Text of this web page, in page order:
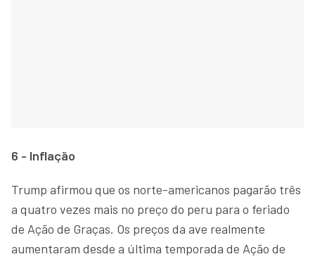
6 - Inflação
Trump afirmou que os norte-americanos pagarão três
a quatro vezes mais no preço do peru para o feriado
de Ação de Graças. Os preços da ave realmente
aumentaram desde a última temporada de Ação de